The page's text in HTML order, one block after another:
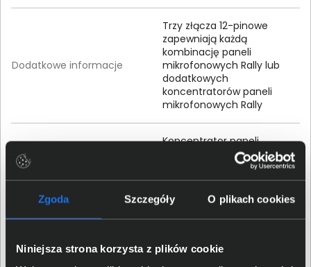
Zgoda Szczegóły O plikach cookies
Niniejsza strona korzysta z plików cookie
Dodatkowe informacje
Trzy złącza 12-pinowe
zapewniają każdą
kombinację paneli
mikrofonowych Rally lub
dodatkowych
koncentratorów paneli
mikrofonowych Rally
Wyposażenie
Koncentrator paneli
mikrofonowych
Osprzęt do montażu
Dokumentacja
Szczegóły dotyczące zgodności produktu z